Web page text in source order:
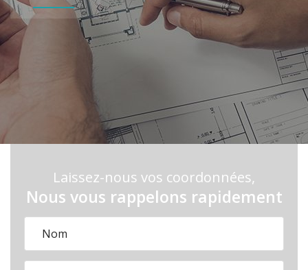
Laissez-nous vos coordonnées,
Nous vous rappelons rapidement